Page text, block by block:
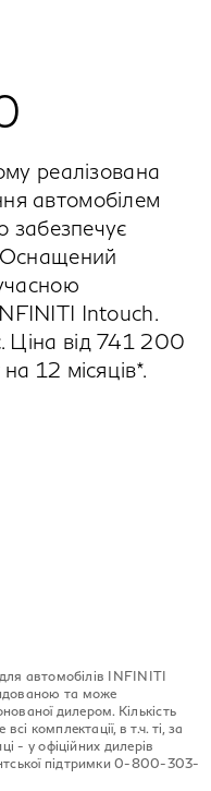
реалізована
автомобілем
Оснащений
Intouch.
Ціна від 741 200
12 місяців*.
автомобілів INFINITI
та може
дилером. Кількість
комплектації, в т.ч. ті, за
- у офіційних дилерів
підтримки 0-800-303-